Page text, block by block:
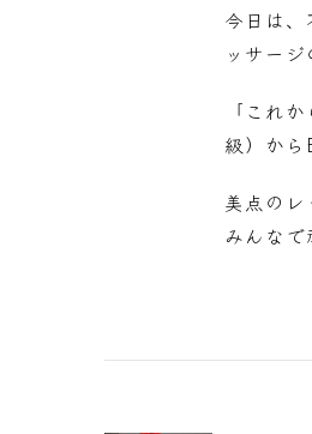
今日は
ッサー
「これ
級）か
美点のレ
みんなで